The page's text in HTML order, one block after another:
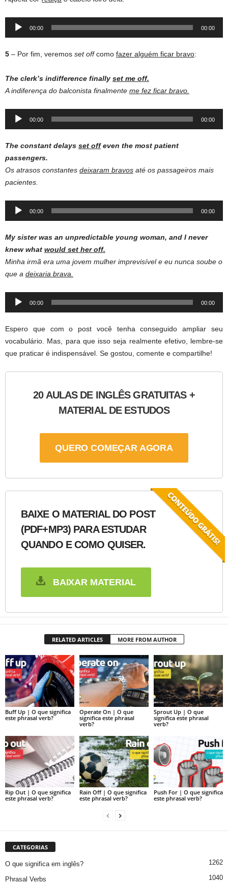
Audio
00:00 00:00
5 – Por fim, veremos set offcomo fazer alguém ficar bravo:
The clerk’s indifference finally set me off.
A indiferença do balconista finalmente me fez ficar bravo.
Audio
00:00 00:00
The constant delays set offeven the most patient
passengers.
Os atrasos constantes deixaram bravos até os passageiros mais
pacientes.
Audio
00:00 00:00
My sister was an unpredictable young woman, and I never
knew what would set her off.
Minha irmã era uma jovem mulher imprevisível e eu nunca soube o
que a deixaria brava.
Audio
00:00 00:00
Espero que com o post você tenha conseguido ampliar seu
vocabulário. Mas, para que isso seja realmente efetivo, lembre-se
que praticar é indispensável. Se gostou, comente e compartilhe!
20 AULAS DE INGLÊS GRATUITAS +
MATERIAL DE ESTUDOS
QUERO COMEÇAR AGORA
BAIXE O MATERIAL DO POST
(PDF+MP3) PARA ESTUDAR
QUANDO E COMO QUISER.
BAIXAR MATERIAL
RELATED ARTICLES MORE FROM AUTHOR
Buff Up | O que significa
este phrasal verb?
Operate On | O que
significa este phrasal
verb?
Sprout Up | O que
significa este phrasal
verb?
Rip Out | O que significa
este phrasal verb?
Rain Off | O que significa
este phrasal verb?
Push For | O que significa
este phrasal verb?
CATEGORIAS
O que significa em inglês? 1262
Phrasal Verbs 1040